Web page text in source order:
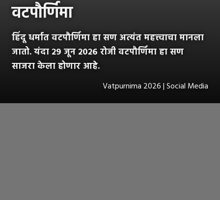
वटपौर्णिमा
हिंदू धर्मात वटपौर्णिमा हा सण अत्यंत महत्त्वाचा मानला
जातो. यंदा २९ जून २०२६ रोजी वटपौर्णिमा हा सण
साजरा केला होणार आहे.
Vatpurnima 2026 | Social Media